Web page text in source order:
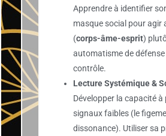
Apprendre à identifier
masque social pour agir
(corps-âme-esprit)
automatisme de
contrôle.
Lecture Systémique &
Développer la capacité à
signaux faibles (le
dissonance). Utiliser sa